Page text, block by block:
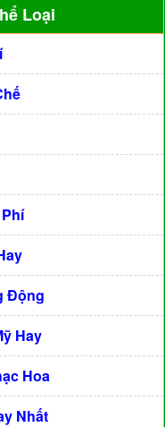
Loại
Động
Hay
Hoa
Nhất